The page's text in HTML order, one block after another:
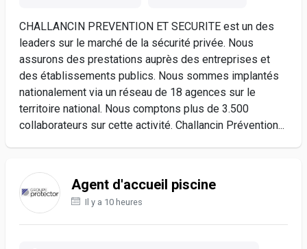
CHALLANCIN PREVENTION ET SECURITE est un des
leaders sur le marché de la sécurité privée. Nous
assurons des prestations auprès des entreprises et
des établissements publics. Nous sommes implantés
nationalement via un réseau de 18 agences sur le
territoire national. Nous comptons plus de 3.500
collaborateurs sur cette activité. Challancin Prévention...
Agent d'accueil piscine
Il y a 10 heures